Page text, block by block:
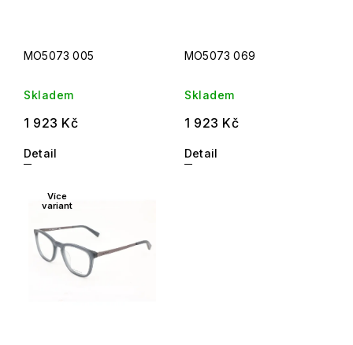
MO5073 005
Skladem
1 923 Kč
Detail
MO5073 069
Skladem
1 923 Kč
Detail
Více
variant